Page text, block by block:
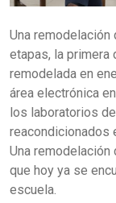
Una
etapas, la primera
remodelada en
área electrónica
los laboratorios
reacondicionados
Una
que hoy ya se
escuela.